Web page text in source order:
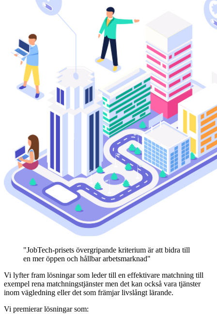
"JobTech-prisets övergripande kriterium är att bidra till
en mer öppen och hållbar arbetsmarknad"
Vi lyfter fram lösningar som leder till en effektivare matchning till
exempel rena matchningstjänster men det kan också vara tjänster
inom vägledning eller det som främjar livslångt lärande.
Vi premierar lösningar som: